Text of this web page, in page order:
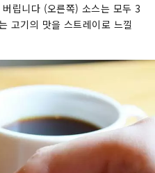
립니다 (오른쪽) 소스는 모두 3
고기의 맛을 스트레이로 느낄